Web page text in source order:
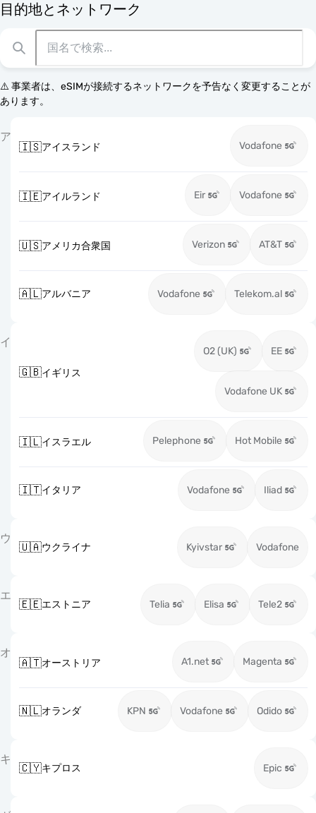
目的地とネットワーク
⚠️ 事業者は、eSIMが接続するネットワークを予告なく変更することが
あります。
ア
🇮🇸アイスランド Vodafone
🇮🇪アイルランド Eir Vodafone
🇺🇸アメリカ合衆国 Verizon AT&T
🇦🇱アルバニア Vodafone Telekom.al
イ
🇬🇧イギリス
O2 (UK) EE
Vodafone UK
🇮🇱イスラエル Pelephone Hot Mobile
🇮🇹イタリア Vodafone Iliad
ウ
🇺🇦ウクライナ Kyivstar Vodafone
エ
🇪🇪エストニア Telia Elisa Tele2
オ
🇦🇹オーストリア A1.net Magenta
🇳🇱オランダ KPN Vodafone Odido
キ
🇨🇾キプロス Epic